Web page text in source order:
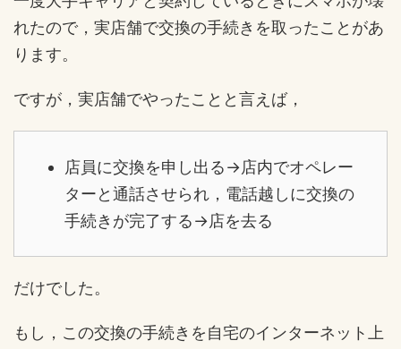
れたので，実店舗で交換の手続きを取ったことがあ
ります。
ですが，実店舗でやったことと言えば，
店員に交換を申し出る→店内でオペレー
ターと通話させられ，電話越しに交換の
手続きが完了する→店を去る
だけでした。
もし，この交換の手続きを自宅のインターネット上